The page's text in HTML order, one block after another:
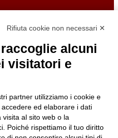
volte
Rifiuta cookie non necessari ✕
alcuni
visitatori e
partner utilizziamo i cookie e
ed elaborare i dati
al sito web o la
Poiché rispettiamo il tuo diritto